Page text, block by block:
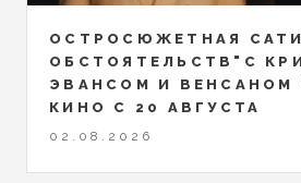
ОСТРОСЮЖЕТНАЯ
ОБСТОЯТЕЛЬСТВ"С
ЭВАНСОМ И ВЕНСАНОМ
КИНО С 20 АВГУСТА
02.08.2026